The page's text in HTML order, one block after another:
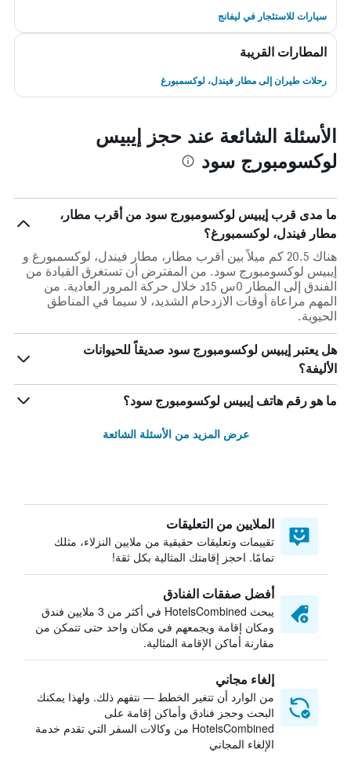
سيارات للاستئجار في ليفانج
المطارات القريبة
رحلات طيران إلى مطار فيندل، لوكسمبورغ
الأسئلة الشائعة عند حجز إيبيس
لوكسومبورج سود
ما مدى قرب إيبيس لوكسومبورج سود من أقرب مطار،
مطار فيندل، لوكسمبورغ؟
هناك 20.5 كم ميلاً بين أقرب مطار، مطار فيندل، لوكسمبورغ و
إيبيس لوكسومبورج سود. من المفترض أن تستغرق القيادة من
الفندق إلى المطار 0س 15د خلال حركة المرور العادية. من
المهم مراعاة أوقات الازدحام الشديد، لا سيما في المناطق
الحيوية.
هل يعتبر إيبيس لوكسومبورج سود صديقاً للحيوانات
الأليفة؟
ما هو رقم هاتف إيبيس لوكسومبورج سود؟
عرض المزيد من الأسئلة الشائعة
الملايين من التعليقات
تقييمات وتعليقات حقيقية من ملايين النزلاء، مثلك
تمامًا. احجز إقامتك المثالية بكل ثقة!
أفضل صفقات الفنادق
يبحث HotelsCombined في أكثر من 3 ملايين فندق
ومكان إقامة ويجمعهم في مكان واحد حتى تتمكن من
مقارنة أماكن الإقامة المثالية.
إلغاء مجاني
من الوارد أن تتغير الخطط — نتفهم ذلك. ولهذا يمكنك
البحث وحجز فنادق وأماكن إقامة على
HotelsCombined من وكالات السفر التي تقدم خدمة
الإلغاء المجاني